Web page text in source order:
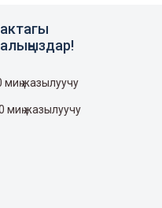
өткөрүүгө колдоо